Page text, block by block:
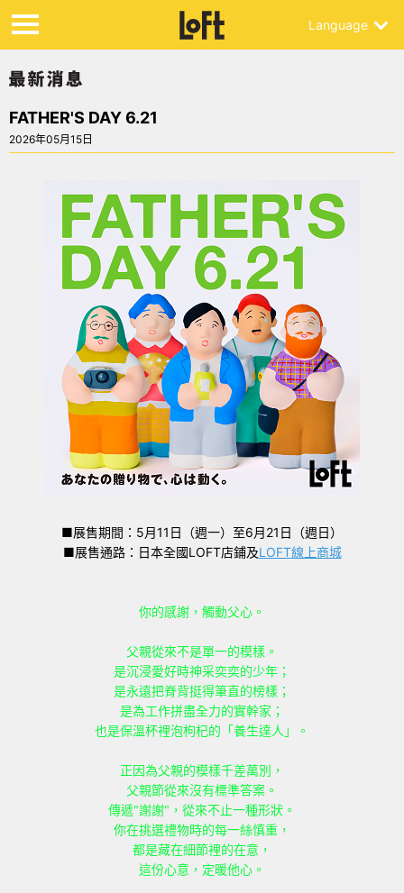
Language
FATHER'S DAY 6.21
2026年05月15日
■展售期間：5月11日（週一）至6月21日（週日）
■展售通路：日本全國LOFT店鋪及LOFT線上商城
你的感謝，觸動父心。
父親從來不是單一的模樣。
是沉浸愛好時神采奕奕的少年；
是永遠把脊背挺得筆直的榜樣；
是為工作拼盡全力的實幹家；
也是保溫杯裡泡枸杞的「養生達人」。
正因為父親的模樣千差萬別，
父親節從來沒有標準答案。
傳遞"謝謝"，從來不止一種形狀。
你在挑選禮物時的每一絲慎重，
都是藏在細節裡的在意，
這份心意，定暖他心。